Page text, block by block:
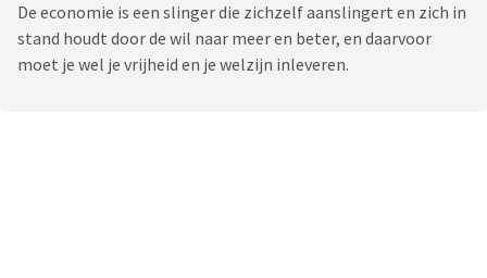
De economie is een slinger die zichzelf aanslingert en zich in
stand houdt door de wil naar meer en beter, en daarvoor
moet je wel je vrijheid en je welzijn inleveren.